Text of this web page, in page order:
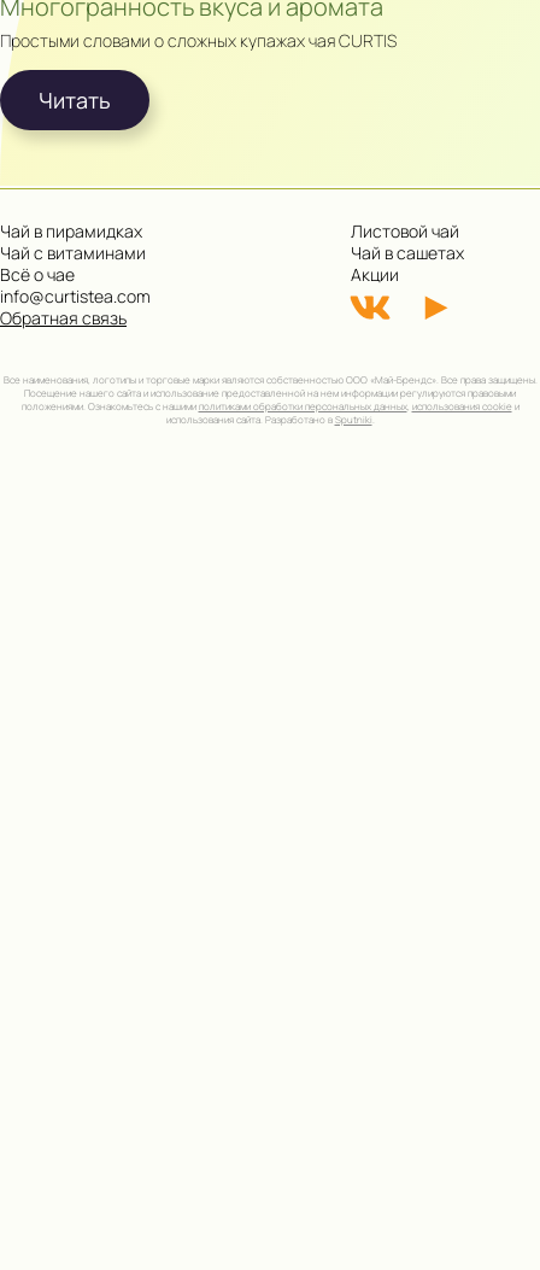
Многогранность вкуса и аромата
Простыми словами о сложных купажах чая CURTIS
Читать
Чай в пирамидках
Листовой чай
Чай с витаминами
Чай в сашетах
Всё о чае
Акции
Обратная связь
info@curtistea.com
Все наименования, логотипы и торговые марки являются собственностью ООО «Май-Брендс». Все права защищены.
Посещение нашего сайта и использование предоставленной на нем информации регулируются правовыми
положениями. Ознакомьтесь с нашимиполитиками обработки персональных данных, использования cookieи
использования сайта. Разработано вSputniki